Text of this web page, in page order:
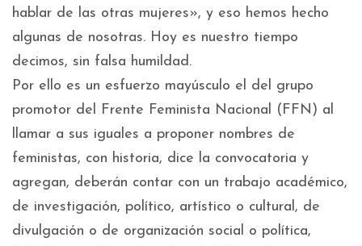
hablar de las otras mujeres», y eso hemos hecho
algunas de nosotras. Hoy es nuestro tiempo
decimos, sin falsa humildad.
Por ello es un esfuerzo mayúsculo el del grupo
promotor del Frente Feminista Nacional (FFN) al
llamar a sus iguales a proponer nombres de
feministas, con historia, dice la convocatoria y
agregan, deberán contar con un trabajo académico,
de investigación, político, artístico o cultural, de
divulgación o de organización social o política,